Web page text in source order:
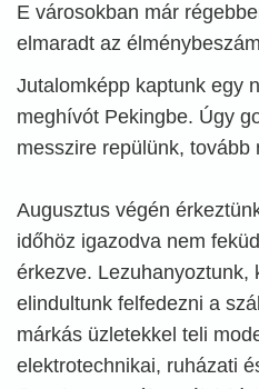
E városokban már
elmaradt az
Jutalomképp kaptunk egy
meghívót Pekingbe. Úgy
messzire repülünk, tovább
Augusztus végén
időhöz igazodva nem
érkezve. Lezuhanyoztunk,
elindultunk felfedezni a
márkás üzletekkel teli
elektrotechnikai, ruházati